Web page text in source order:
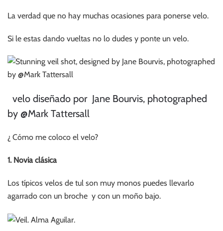
La verdad que no hay muchas ocasiones para ponerse velo.
Si le estas dando vueltas no lo dudes y ponte un velo.
velo diseñado por Jane Bourvis, photographed
by @Mark Tattersall
¿ Cómo me coloco el velo?
1. Novia clásica
Los típicos velos de tul son muy monos puedes llevarlo
agarrado con un broche y con un moño bajo.